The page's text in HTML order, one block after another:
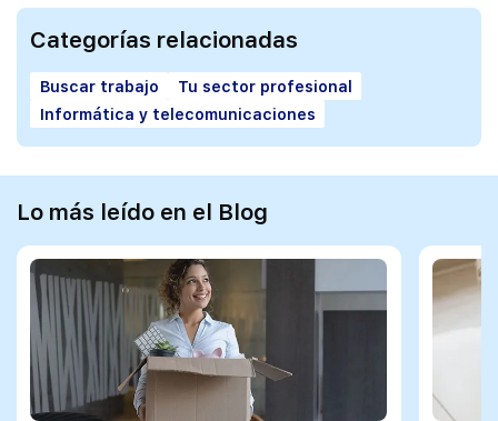
Categorías relacionadas
Buscar trabajo
Tu sector profesional
Informática y telecomunicaciones
Lo más leído en el Blog